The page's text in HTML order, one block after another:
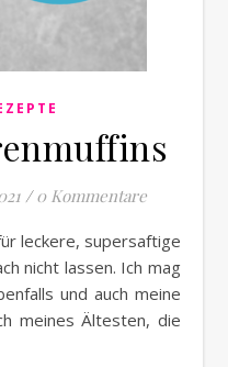
/ 0 Kommentare
nicht lassen. Ich mag
und auch meine
meines Ältesten, die